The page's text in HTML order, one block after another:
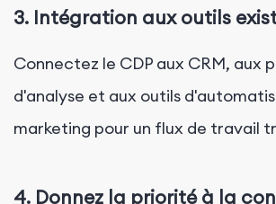
3. Intégration aux outils
Connectez le CDP aux CRM, aux
d'analyse et aux outils
marketing pour un flux de travail
4. Donnez la priorité à la